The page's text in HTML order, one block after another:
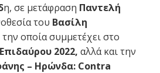
η, σε μετάφραση Παντελή
του Βασίλη
την οποία συμμετέχει στο
2022, αλλά και την
– Ηρώνδα: Contra